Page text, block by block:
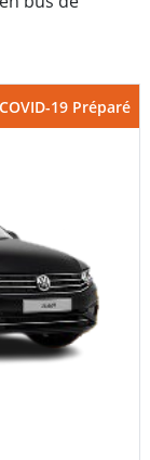
COVID-19 Préparé